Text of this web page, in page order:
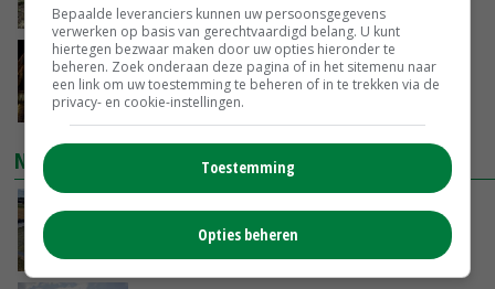
VANDAAG, 14:59
Spontane boerenacties in Twente en
Apeldoorn zetten de trend
VANDAAG, 14:48
NIEUWSTE VIDEO'S
Droogte veroorzaakt steeds meer problemen:
‘Bassin afgelopen week al leeg’
Bepaalde leveranciers kunnen uw persoonsgegevens
verwerken op basis van gerechtvaardigd belang. U kunt
hiertegen bezwaar maken door uw opties hieronder te
beheren. Zoek onderaan deze pagina of in het sitemenu naar
een link om uw toestemming te beheren of in te trekken via de
privacy- en cookie-instellingen.
Toestemming
Opties beheren